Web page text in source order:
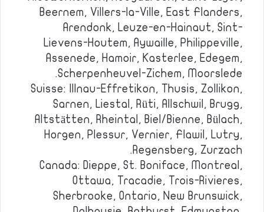
Beernem, Villers-la-Ville, East Flanders,
Arendonk, Leuze-en-Hainaut, Sint-
Lievens-Houtem, Aywaille, Philippeville,
Assenede, Hamoir, Kasterlee, Edegem,
Scherpenheuvel-Zichem, Moorslede.
Suisse: Illnau-Effretikon, Thusis, Zollikon,
Sarnen, Liestal, Rüti, Allschwil, Brugg,
Altstätten, Rheintal, Biel/Bienne, Bülach,
Horgen, Plessur, Vernier, Flawil, Lutry,
Regensberg, Zurzach.
Canada: Dieppe, St. Boniface, Montreal,
Ottawa, Tracadie, Trois-Rivieres,
Sherbrooke, Ontario, New Brunswick,